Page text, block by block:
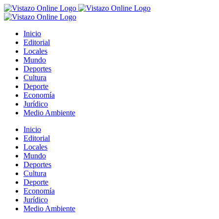
Saltar
al
Inicio
Editorial
Locales
Mundo
Deportes
Cultura
Deporte
Economía
Jurídico
Medio Ambiente
Inicio
Editorial
Locales
Mundo
Deportes
Cultura
Deporte
Economía
Jurídico
Medio Ambiente